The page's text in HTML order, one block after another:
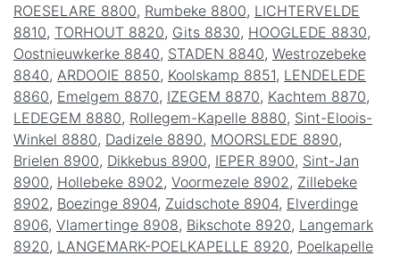
ROESELARE 8800, Rumbeke 8800, LICHTERVELDE
8810, TORHOUT 8820, Gits 8830, HOOGLEDE 8830,
Oostnieuwkerke 8840, STADEN 8840, Westrozebeke
8840, ARDOOIE 8850, Koolskamp 8851, LENDELEDE
8860, Emelgem 8870, IZEGEM 8870, Kachtem 8870,
LEDEGEM 8880, Rollegem-Kapelle 8880, Sint-Eloois-
Winkel 8880, Dadizele 8890, MOORSLEDE 8890,
Brielen 8900, Dikkebus 8900, IEPER 8900, Sint-Jan
8900, Hollebeke 8902 , Voormezele 8902 , Zillebeke
8902 , Boezinge 8904, Zuidschote 8904, Elverdinge
8906, Vlamertinge 8908, Bikschote 8920, Langemark
8920, LANGEMARK-POELKAPELLE 8920, Poelkapelle